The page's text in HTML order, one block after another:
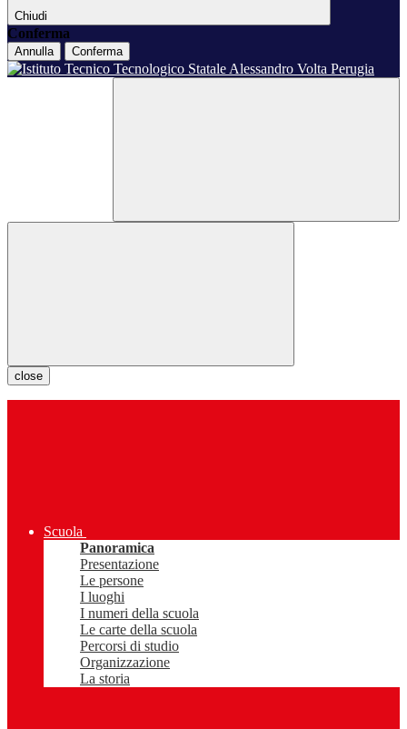
Chiudi
Conferma
Annulla Conferma
close
Scuola
Panoramica
Presentazione
Le persone
I luoghi
I numeri della scuola
Le carte della scuola
Percorsi di studio
Organizzazione
La storia